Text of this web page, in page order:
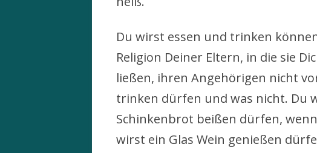
Du wirst essen und trinken
Religion Deiner Eltern, in die sie
ließen, ihren Angehörigen nicht
trinken dürfen und was nicht. Du
Schinkenbrot beißen dürfen,
wirst ein Glas Wein genießen